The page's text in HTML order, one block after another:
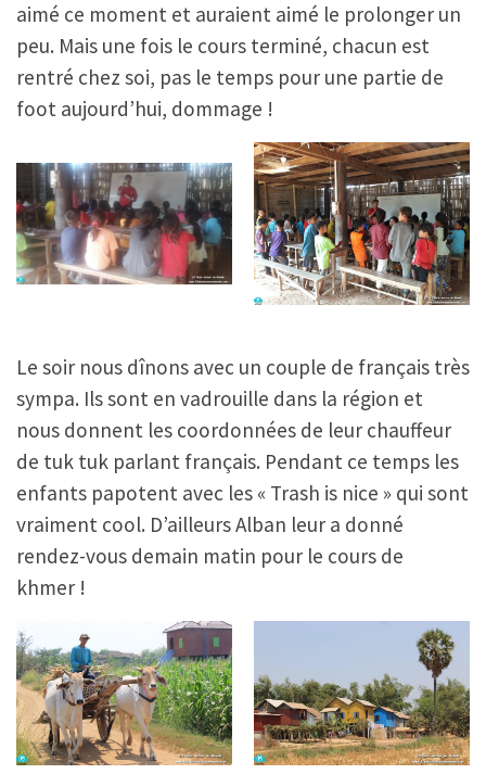
aimé ce moment et auraient aimé le prolonger un
peu. Mais une fois le cours terminé, chacun est
rentré chez soi, pas le temps pour une partie de
foot aujourd’hui, dommage !
Le soir nous dînons avec un couple de français très
sympa. Ils sont en vadrouille dans la région et
nous donnent les coordonnées de leur chauffeur
de tuk tuk parlant français. Pendant ce temps les
enfants papotent avec les « Trash is nice » qui sont
vraiment cool. D’ailleurs Alban leur a donné
rendez-vous demain matin pour le cours de
khmer !